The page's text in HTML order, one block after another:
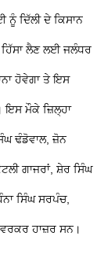
ਨੂੰ ਦਿੱਲੀ ਦੇ ਕਿਸਾਨ
ਹਿੱਸਾ ਲੈਣ ਲਈ ਜਲੰਧਰ
ਹੋਵੇਗਾ ਤੇ ਇਸ
ਇਸ ਮੌਕੇ ਜ਼ਿਲ੍ਹਾ
ਢੰਡੋਵਾਲ, ਜ਼ੋਨ
ਗਾਜਰਾਂ, ਸ਼ੇਰ ਸਿੰਘ
ਸਿੰਘ ਸਰਪੰਚ,
ਹਾਜ਼ਰ ਸਨ।